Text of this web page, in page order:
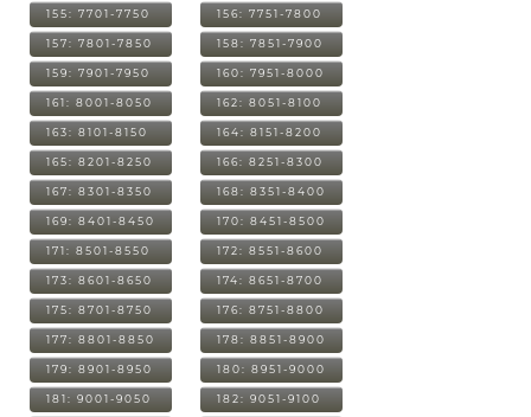
155: 7701-7750 156: 7751-7800
157: 7801-7850 158: 7851-7900
159: 7901-7950 160: 7951-8000
161: 8001-8050 162: 8051-8100
163: 8101-8150 164: 8151-8200
165: 8201-8250 166: 8251-8300
167: 8301-8350 168: 8351-8400
169: 8401-8450 170: 8451-8500
171: 8501-8550 172: 8551-8600
173: 8601-8650 174: 8651-8700
175: 8701-8750 176: 8751-8800
177: 8801-8850 178: 8851-8900
179: 8901-8950 180: 8951-9000
181: 9001-9050 182: 9051-9100